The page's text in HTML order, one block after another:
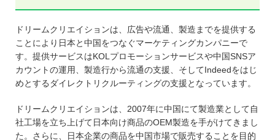
ドリームクリエイションは、広告や流通、製造までを提供する
ことにより日本と中国をつなぐマーケティングカンパニーで
す。提供サービスはKOLプロモーションサービスや中国SNSア
カウントの運用、製造行から流通の支援、そしてIndeedをはじ
めとするダイレクトリクルーティングの支援となっています。
ドリームクリエイションは、2007年に中国にて製造業として自
社工場を立ち上げて日本向け商品のOEM製造を手がけてきまし
た。さらに、日本企業の商品を中国市場で販売することを目的